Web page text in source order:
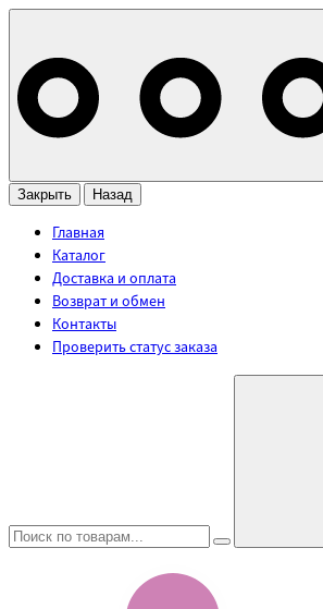
Закрыть Назад
Главная
Каталог
Доставка и оплата
Возврат и обмен
Контакты
Проверить статус заказа